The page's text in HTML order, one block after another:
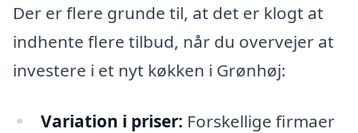
Der er flere grunde til, at det er klogt at
indhente flere tilbud, når du overvejer at
investere i et nyt køkken i Grønhøj:
Variation i priser: Forskellige firmaer